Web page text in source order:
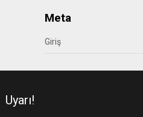
Meta
Giriş
Uyarı!